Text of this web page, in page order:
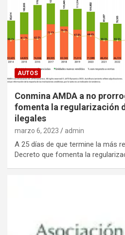
AUTOS
Conmina AMDA a no
fomenta la regularización
ilegales
marzo 6, 2023 admin
A 25 días de que termine la más
Decreto que fomenta la